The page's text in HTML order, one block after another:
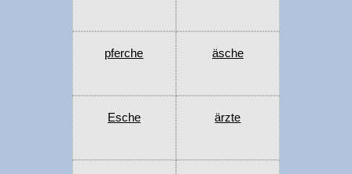
pferche äsche
Esche ärzte